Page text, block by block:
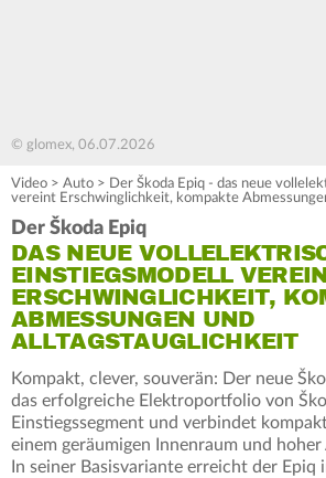
© glomex, 06.07.2026
Video > Auto > Der Škoda Epiq - das neue
vereint Erschwinglichkeit, kompakte
Der Škoda Epiq
DAS NEUE
EINSTIEGSMODELL
ERSCHWINGLICHKEIT,
ABMESSUNGEN UND
ALLTAGSTAUGLICHKEIT
Kompakt, clever, souverän: Der neue
das erfolgreiche Elektroportfolio von
Einstiegssegment und verbindet
einem geräumigen Innenraum und
In seiner Basisvariante erreicht der Epiq